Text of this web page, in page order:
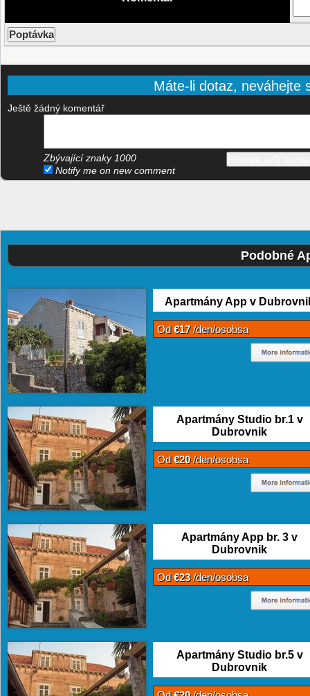
Máte-li dotaz, neváhejte
Ještě žádný komentář
Zbývající znaky 1000
Notify me on new comment
Podobné
Apartmány App v
Od€17/den/osobsa
Apartmány Studio br.1 v
Dubrovnik
Od€20/den/osobsa
Apartmány App br. 3 v
Dubrovnik
Od€23/den/osobsa
Apartmány Studio br.5 v
Dubrovnik